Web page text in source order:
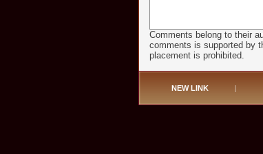
Comments belong to their
comments is supported by
placement is prohibited.
NEW LINK